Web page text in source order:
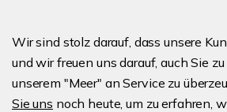
Wir sind stolz darauf, dass unsere
und wir freuen uns darauf, auch Sie
unserem "Meer" an Service zu
Sie uns noch heute, um zu erfahren,